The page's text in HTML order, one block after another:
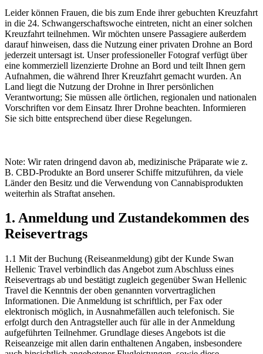
Leider können Frauen, die bis zum Ende ihrer gebuchten Kreuzfahrt
in die 24. Schwangerschaftswoche eintreten, nicht an einer solchen
Kreuzfahrt teilnehmen. Wir möchten unsere Passagiere außerdem
darauf hinweisen, dass die Nutzung einer privaten Drohne an Bord
jederzeit untersagt ist. Unser professioneller Fotograf verfügt über
eine kommerziell lizenzierte Drohne an Bord und teilt Ihnen gern
Aufnahmen, die während Ihrer Kreuzfahrt gemacht wurden. An
Land liegt die Nutzung der Drohne in Ihrer persönlichen
Verantwortung; Sie müssen alle örtlichen, regionalen und nationalen
Vorschriften vor dem Einsatz Ihrer Drohne beachten. Informieren
Sie sich bitte entsprechend über diese Regelungen.
Note: Wir raten dringend davon ab, medizinische Präparate wie z.
B. CBD‑Produkte an Bord unserer Schiffe mitzuführen, da viele
Länder den Besitz und die Verwendung von Cannabisprodukten
weiterhin als Straftat ansehen.
1. Anmeldung und Zustandekommen des
Reisevertrags
1.1 Mit der Buchung (Reiseanmeldung) gibt der Kunde Swan
Hellenic Travel verbindlich das Angebot zum Abschluss eines
Reisevertrags ab und bestätigt zugleich gegenüber Swan Hellenic
Travel die Kenntnis der oben genannten vorvertraglichen
Informationen. Die Anmeldung ist schriftlich, per Fax oder
elektronisch möglich, in Ausnahmefällen auch telefonisch. Sie
erfolgt durch den Antragsteller auch für alle in der Anmeldung
aufgeführten Teilnehmer. Grundlage dieses Angebots ist die
Reiseanzeige mit allen darin enthaltenen Angaben, insbesondere